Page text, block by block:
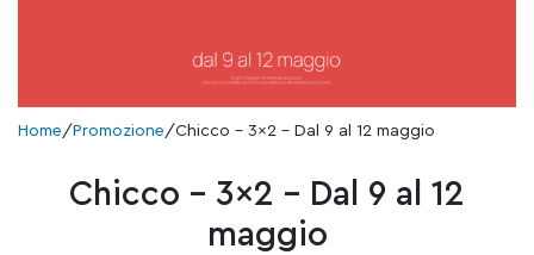
Home/ Promozione/Chicco – 3×2 – Dal 9 al 12 maggio
Chicco – 3×2 – Dal 9 al 12
maggio